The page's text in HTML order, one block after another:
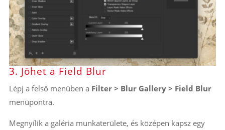
3. Jöhet a Field Blur
Lépj a felső menüben a Filter > Blur Gallery > Field Blur
menüpontra.
Megnyílik a galéria munkaterülete, és középen kapsz egy